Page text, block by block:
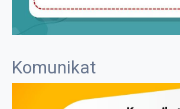
Komunikat